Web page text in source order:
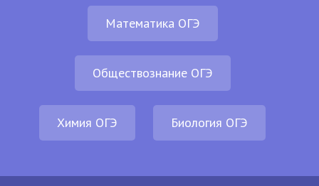
Математика ОГЭ
Обществознание ОГЭ
Химия ОГЭ Биология ОГЭ